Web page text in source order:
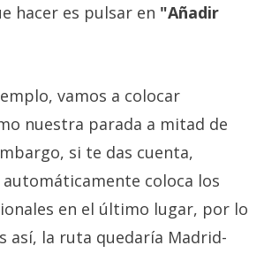
hacer es pulsar en "Añadir
vamos a colocar
nuestra parada a mitad de
si te das cuenta,
automáticamente coloca los
en el último lugar, por lo
así, la ruta quedaría Madrid-